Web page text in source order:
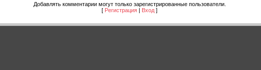
Добавлять комментарии могут только зарегистрированные пользователи.
[ Регистрация | Вход ]